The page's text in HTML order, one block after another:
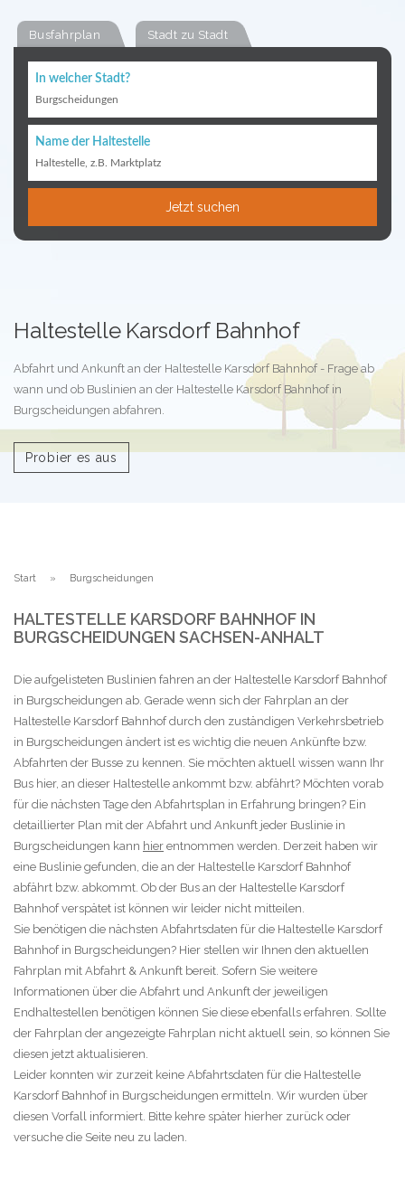
Busfahrplan Stadt zu Stadt
In welcher Stadt?
Burgscheidungen
Name der Haltestelle
Haltestelle, z.B. Marktplatz
Jetzt suchen
Haltestelle Karsdorf Bahnhof
Abfahrt und Ankunft an der Haltestelle Karsdorf Bahnhof - Frage ab
wann und ob Buslinien an der Haltestelle Karsdorf Bahnhof in
Burgscheidungen abfahren.
Probier es aus
Start Burgscheidungen
HALTESTELLE KARSDORF BAHNHOF IN
BURGSCHEIDUNGEN SACHSEN-ANHALT
Die aufgelisteten Buslinien fahren an der Haltestelle Karsdorf Bahnhof
in Burgscheidungen ab. Gerade wenn sich der Fahrplan an der
Haltestelle Karsdorf Bahnhof durch den zuständigen Verkehrsbetrieb
in Burgscheidungen ändert ist es wichtig die neuen Ankünfte bzw.
Abfahrten der Busse zu kennen. Sie möchten aktuell wissen wann Ihr
Bus hier, an dieser Haltestelle ankommt bzw. abfährt? Möchten vorab
für die nächsten Tage den Abfahrtsplan in Erfahrung bringen? Ein
detaillierter Plan mit der Abfahrt und Ankunft jeder Buslinie in
Burgscheidungen kann hier entnommen werden. Derzeit haben wir
eine Buslinie gefunden, die an der Haltestelle Karsdorf Bahnhof
abfährt bzw. abkommt. Ob der Bus an der Haltestelle Karsdorf
Bahnhof verspätet ist können wir leider nicht mitteilen.
Sie benötigen die nächsten Abfahrtsdaten für die Haltestelle Karsdorf
Bahnhof in Burgscheidungen? Hier stellen wir Ihnen den aktuellen
Fahrplan mit Abfahrt & Ankunft bereit. Sofern Sie weitere
Informationen über die Abfahrt und Ankunft der jeweiligen
Endhaltestellen benötigen können Sie diese ebenfalls erfahren. Sollte
der Fahrplan der angezeigte Fahrplan nicht aktuell sein, so können Sie
diesen jetzt aktualisieren.
Leider konnten wir zurzeit keine Abfahrtsdaten für die Haltestelle
Karsdorf Bahnhof in Burgscheidungen ermitteln. Wir wurden über
diesen Vorfall informiert. Bitte kehre später hierher zurück oder
versuche die Seite neu zu laden.